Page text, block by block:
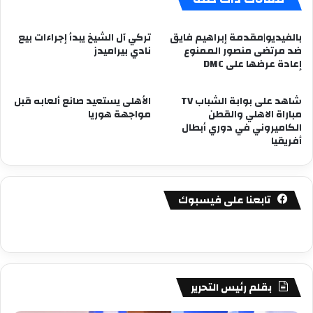
بالفيديو|مقدمة إبراهيم فايق
ضد مرتضى منصور الممنوع
إعادة عرضها على DMC
تركي آل الشيخ يبدأ إجراءات بيع
نادي بيراميدز
شاهد على بوابة الشباب TV
مباراة الاهلي والقطن
الكاميروني في دوري أبطال
أفريقيا
الأهلى يستعيد صانع ألعابه قبل
مواجهة هوريا
تابعنا على فيسبوك
بقلم رئيس التحرير